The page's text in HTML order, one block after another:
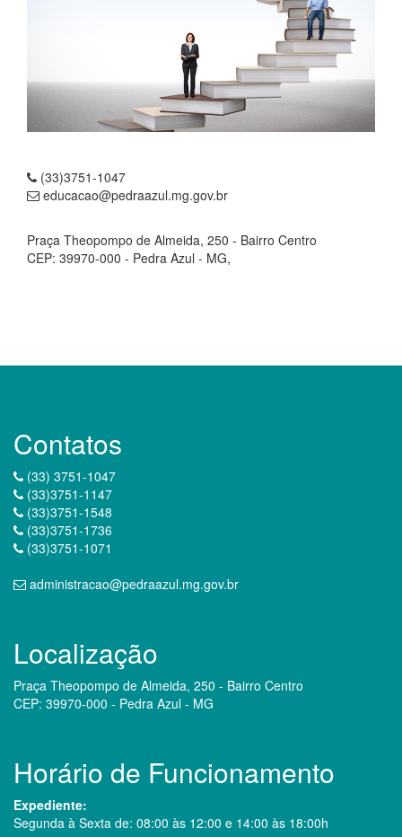
(33)3751-1047
educacao@pedraazul.mg.gov.br
Praça Theopompo de Almeida, 250 - Bairro Centro
CEP: 39970-000 - Pedra Azul - MG,
Contatos
(33) 3751-1047
(33)3751-1147
(33)3751-1548
(33)3751-1736
(33)3751-1071
administracao@pedraazul.mg.gov.br
Localização
Praça Theopompo de Almeida, 250 - Bairro Centro
CEP: 39970-000 - Pedra Azul - MG
Horário de Funcionamento
Expediente:
Segunda à Sexta de: 08:00 às 12:00 e 14:00 às 18:00h